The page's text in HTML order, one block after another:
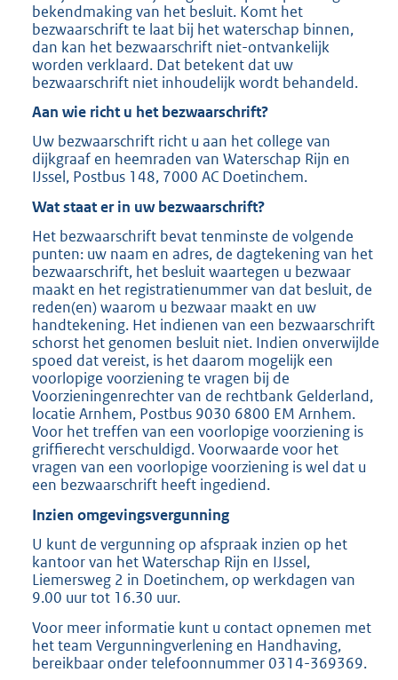
bekendmaking van het besluit. Komt het
bezwaarschrift te laat bij het waterschap binnen,
dan kan het bezwaarschrift niet-ontvankelijk
worden verklaard. Dat betekent dat uw
bezwaarschrift niet inhoudelijk wordt behandeld.
Aan wie richt u het bezwaarschrift?
Uw bezwaarschrift richt u aan het college van
dijkgraaf en heemraden van Waterschap Rijn en
IJssel, Postbus 148, 7000 AC Doetinchem.
Wat staat er in uw bezwaarschrift?
Het bezwaarschrift bevat tenminste de volgende
punten: uw naam en adres, de dagtekening van het
bezwaarschrift, het besluit waartegen u bezwaar
maakt en het registratienummer van dat besluit, de
reden(en) waarom u bezwaar maakt en uw
handtekening. Het indienen van een bezwaarschrift
schorst het genomen besluit niet. Indien onverwijlde
spoed dat vereist, is het daarom mogelijk een
voorlopige voorziening te vragen bij de
Voorzieningenrechter van de rechtbank Gelderland,
locatie Arnhem, Postbus 9030 6800 EM Arnhem.
Voor het treffen van een voorlopige voorziening is
griffierecht verschuldigd. Voorwaarde voor het
vragen van een voorlopige voorziening is wel dat u
een bezwaarschrift heeft ingediend.
Inzien omgevingsvergunning
U kunt de vergunning op afspraak inzien op het
kantoor van het Waterschap Rijn en IJssel,
Liemersweg 2 in Doetinchem, op werkdagen van
9.00 uur tot 16.30 uur.
Voor meer informatie kunt u contact opnemen met
het team Vergunningverlening en Handhaving,
bereikbaar onder telefoonnummer 0314-369369.